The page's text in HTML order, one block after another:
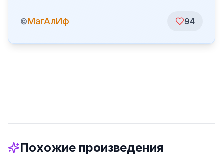
©МагАлИф 94
Похожие произведения